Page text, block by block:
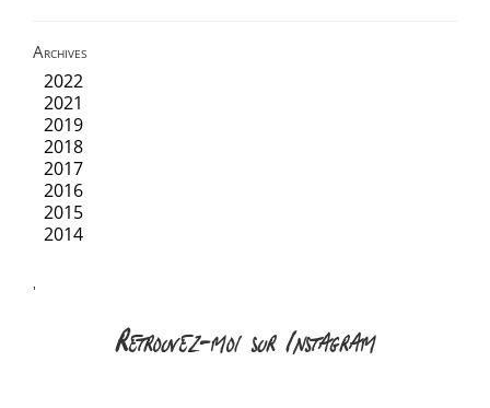
Archives
2022
2021
2019
2018
2017
2016
2015
2014
'
Retrouvez-moi sur Instagram